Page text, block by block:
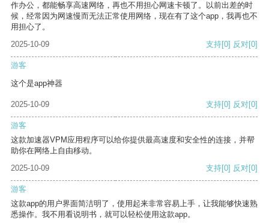
作办公，都能畅享高速网络，再也不用担心网速卡顿了。以前出差的时
候，经常因为网速慢而无法正常使用网络，现在有了这个app，我再也不
用担心了。
2025-10-09
支持[0] 反对[0]
游客
这个是app神器
2025-10-09 支持[0] 反对[0]
游客
这款加速器VPM应用程序可以给你提供最高速度和安全性的连接，并帮
助你在网络上自由移动。
2025-10-09
支持[0] 反对[0]
游客
这款app的用户界面简洁明了，使用起来非常容易上手，让我能够快速熟
悉操作。我不用看说明书，就可以轻松使用这款app。